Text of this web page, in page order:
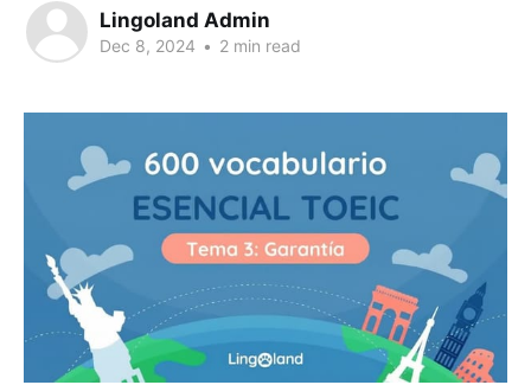
Lingoland Admin
Dec 8, 2024 • 2 min read